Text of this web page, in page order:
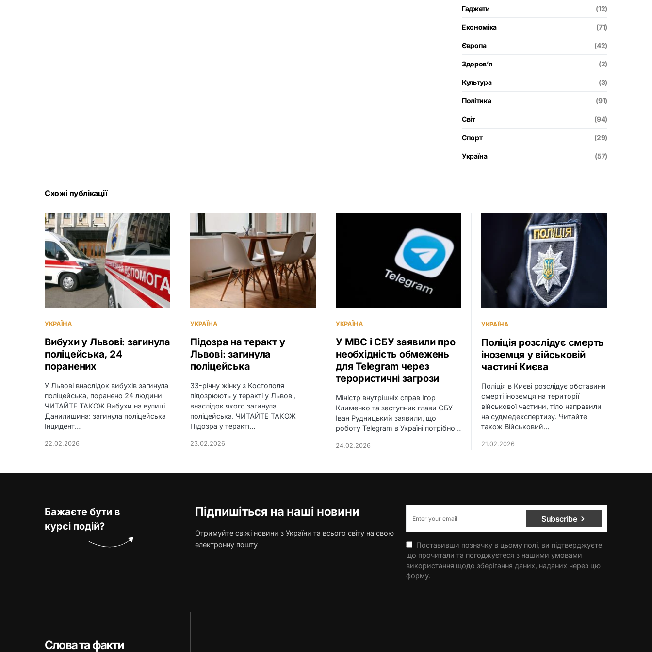
Гаджети (12)
Економіка (71)
Європа (42)
Здоров’я (2)
Культура (3)
Політика (91)
Світ (94)
Спорт (29)
Україна (57)
Схожі публікації
УКРАЇНА
Вибухи у Львові: загинула
поліцейська, 24
поранених
У Львові внаслідок вибухів загинула
поліцейська, поранено 24 людини.
ЧИТАЙТЕ ТАКОЖ Вибухи на вулиці
Данилишина: загинула поліцейська
Інцидент…
22.02.2026
УКРАЇНА
Підозра на теракт у
Львові: загинула
поліцейська
33-річну жінку з Костополя
підозрюють у теракті у Львові,
внаслідок якого загинула
поліцейська. ЧИТАЙТЕ ТАКОЖ
Підозра у теракті…
23.02.2026
УКРАЇНА
У МВС і СБУ заявили про
необхідність обмежень
для Telegram через
терористичні загрози
Міністр внутрішніх справ Ігор
Клименко та заступник глави СБУ
Іван Рудницький заявили, що
роботу Telegram в Україні потрібно…
24.02.2026
УКРАЇНА
Поліція розслідує смерть
іноземця у військовій
частині Києва
Поліція в Києві розслідує обставини
смерті іноземця на території
військової частини, тіло направили
на судмедекспертизу. Читайте
також Військовий…
21.02.2026
Бажаєте бути в
курсі подій?
Підпишіться на наші новини
Отримуйте свіжі новини з України та всього світу на свою
електронну пошту
Subscribe
Поставивши позначку в цьому полі, ви підтверджуєте,
що прочитали та погоджуєтеся з нашими умовами
використання щодо зберігання даних, наданих через цю
форму.
Слова та факти